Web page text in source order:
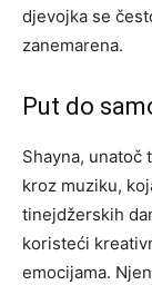
djevojka se
zanemarena.
Put do
Shayna, unatoč
kroz muziku,
tinejdžerskih
koristeći
emocijama.